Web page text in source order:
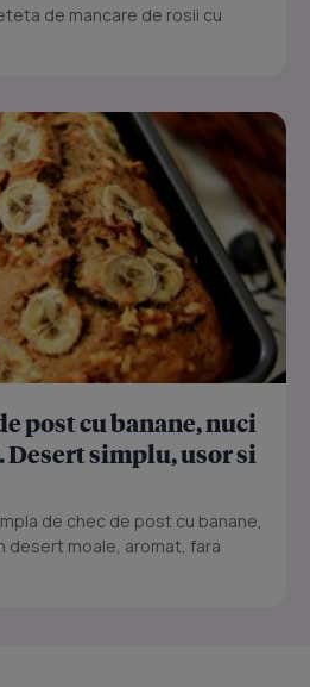
de mancare de rosii cu
post cu banane, nuci
Desert simplu, usor si
de chec de post cu banane,
desert moale, aromat, fara